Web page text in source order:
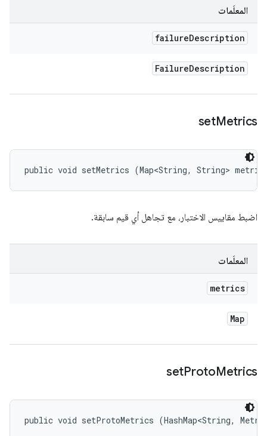
المعلَمات
failureDescription
FailureDescription
setMetrics
public void setMetrics (Map<String, String>
اضبط مقاييس الاختبار، مع تجاهل أي قيم سابقة.
المعلَمات
metrics
Map
setProtoMetrics
public void setProtoMetrics (HashMap<String,